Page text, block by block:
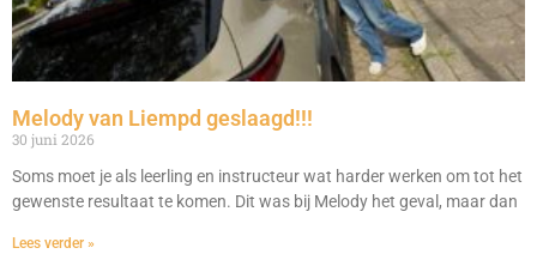
Melody van Liempd geslaagd!!!
30 juni 2026
Soms moet je als leerling en instructeur wat harder werken om tot het
gewenste resultaat te komen. Dit was bij Melody het geval, maar dan
Lees verder »